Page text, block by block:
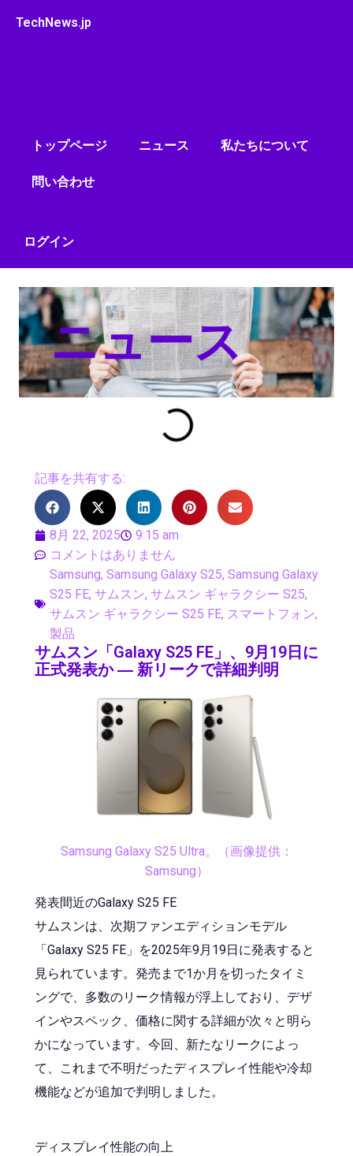
TechNews.jp
トップページ ニュース 私たちについて
問い合わせ
ログイン
ニュース
記事を共有する:
8月 22, 2025
9:15 am
コメントはありません
Samsung, Samsung Galaxy S25, Samsung Galaxy
S25 FE, サムスン, サムスン ギャラクシー S25,
サムスン ギャラクシー S25 FE, スマートフォン,
製品
サムスン「Galaxy S25 FE」、9月19日に
正式発表か ― 新リークで詳細判明
Samsung Galaxy S25 Ultra。（画像提供：
Samsung）
発表間近のGalaxy S25 FE
サムスンは、次期ファンエディションモデル
「Galaxy S25 FE」を2025年9月19日に発表すると
見られています。発売まで1か月を切ったタイミ
ングで、多数のリーク情報が浮上しており、デザ
インやスペック、価格に関する詳細が次々と明ら
かになっています。今回、新たなリークによっ
て、これまで不明だったディスプレイ性能や冷却
機能などが追加で判明しました。
ディスプレイ性能の向上